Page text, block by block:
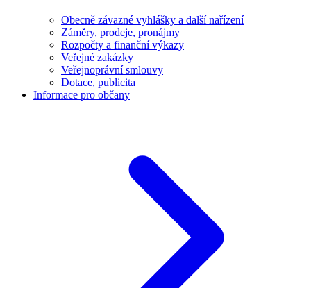
Obecně závazné vyhlášky a další nařízení
Záměry, prodeje, pronájmy
Rozpočty a finanční výkazy
Veřejné zakázky
Veřejnoprávní smlouvy
Dotace, publicita
Informace pro občany